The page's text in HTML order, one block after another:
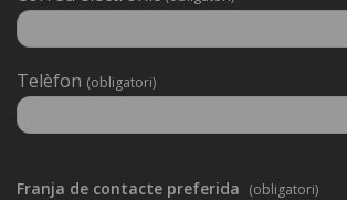
camp
buit.
Telèfon (obligatori)
Franja de contacte preferida (obligatori)